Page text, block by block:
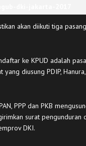
akan diikuti tiga
ke KPUD adalah
diusung PDIP,
PPP dan PKB
surat pengunduran
DKI.